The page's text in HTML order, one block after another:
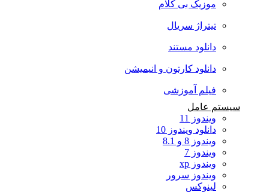
موزیک بی کلام
تیتراژ سریال
دانلود مستند
دانلود کارتون و انیمیشن
فیلم آموزشی
سیستم عامل
ویندوز 11
دانلود ویندوز 10
ویندوز 8 و 8.1
ویندوز 7
ویندوز xp
ویندوز سرور
لینوکس